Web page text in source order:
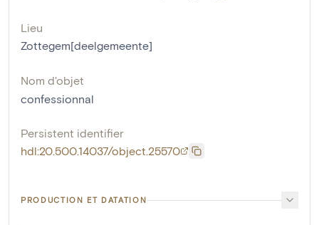
Lieu
Zottegem[deelgemeente]
Nom d'objet
confessionnal
Persistent identifier
hdl:20.500.14037/object.25570
PRODUCTION ET DATATION